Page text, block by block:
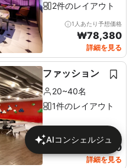
2件のレイアウト
1人あたり予想価格
₩78,380
詳細を見る
ファッション
20~40名
1件のレイアウト
1人あたり予想価格
46,170
詳細を見る
AIコンシェルジュ